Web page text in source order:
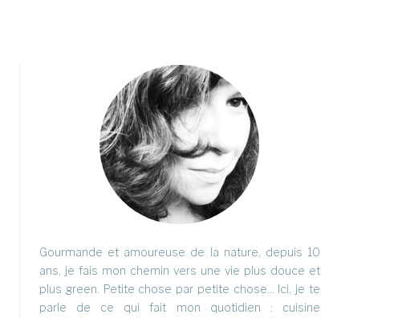
Gourmande et amoureuse de la nature, depuis 10
ans, je fais mon chemin vers une vie plus douce et
plus green. Petite chose par petite chose... Ici, je te
parle de ce qui fait mon quotidien : cuisine